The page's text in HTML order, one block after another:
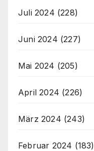
Juli 2024 (228)
Juni 2024 (227)
Mai 2024 (205)
April 2024 (226)
März 2024 (243)
Februar 2024 (183)